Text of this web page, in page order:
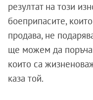
резултат на този
боеприпасите,
продава, не
ще можем да
които са
каза той.